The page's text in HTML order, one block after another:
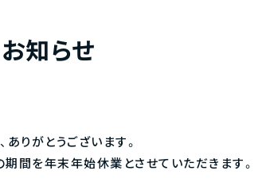
知らせ
りがとうございます。
間を年末年始休業とさせていただきます。